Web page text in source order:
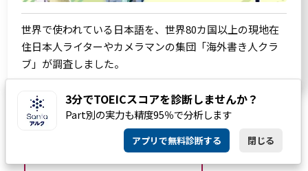
世界で使われている日本語を、世界80カ国以上の現地在
住日本人ライターやカメラマンの集団「海外書き人クラ
ブ」が調査しました。
SERIES一覧
3分でTOEICスコアを診断しませんか？
Part別の実力も精度95％で分析します
アプリで無料診断する 閉じる